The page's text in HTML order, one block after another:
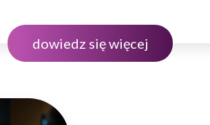
wejść na wyższy poziom efektywności. Budżet
bez obciążeń…
dowiedz się więcej